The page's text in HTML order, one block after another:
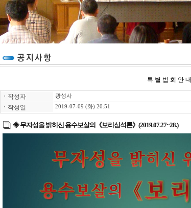
특 별 법 회 안 내
ㆍ 작성자 광성사
ㆍ 작성일 2019-07-09 (화) 20:51
◈ 무자성을 밝히신 용수보살의《보리심석론》(2019.07.27~28.)